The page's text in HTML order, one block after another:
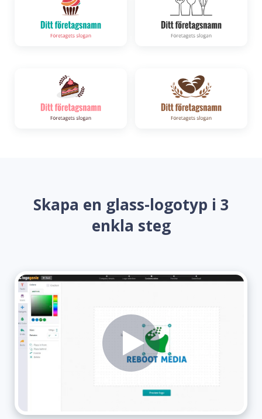
Skapa en glass-logotyp i 3
enkla steg